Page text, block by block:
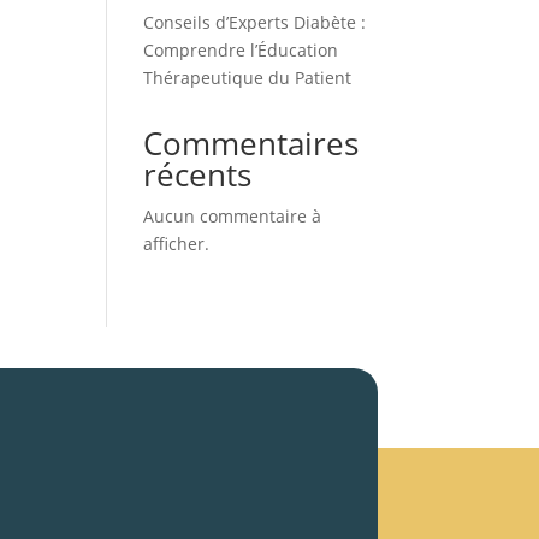
Conseils d’Experts Diabète :
Comprendre l’Éducation
Thérapeutique du Patient
Commentaires
récents
Aucun commentaire à
afficher.